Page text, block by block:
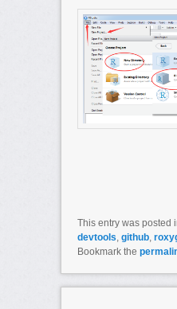
This entry was posted
devtools, github,
Bookmark the